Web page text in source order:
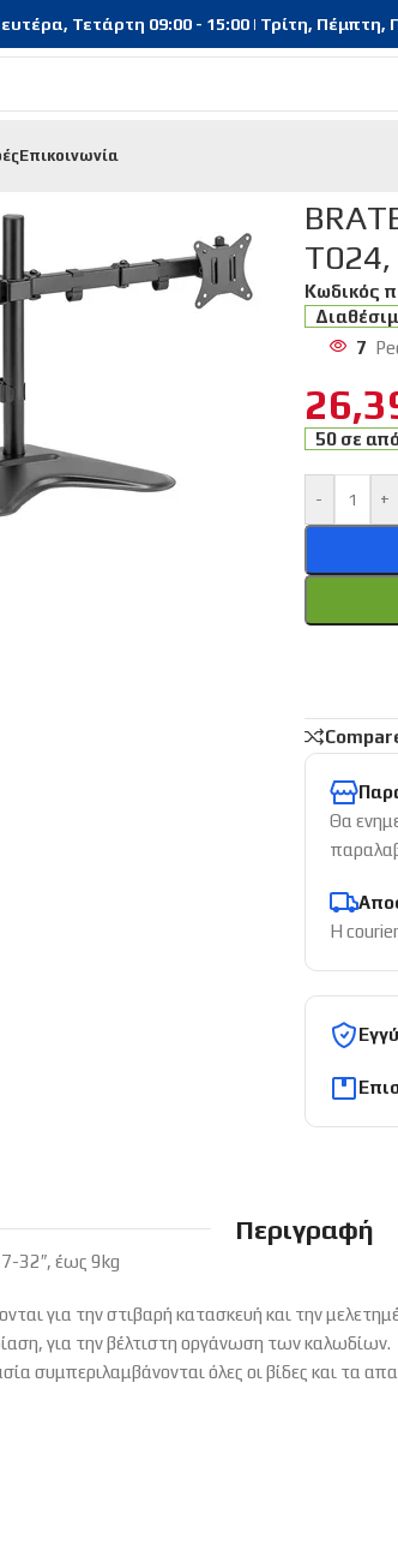
Τετάρτη 09:00 - 15:00 | Τρίτη, Πέμπτη,
Επικοινωνία
T024,
Κωδικός
7
50 σε
- +
Θα
Η
Περιγραφή
32″, έως 9kg
για την στιβαρή κατασκευή και την
για την βέλτιστη οργάνωση των καλωδίων.
συμπεριλαμβάνονται όλες οι βίδες και τα